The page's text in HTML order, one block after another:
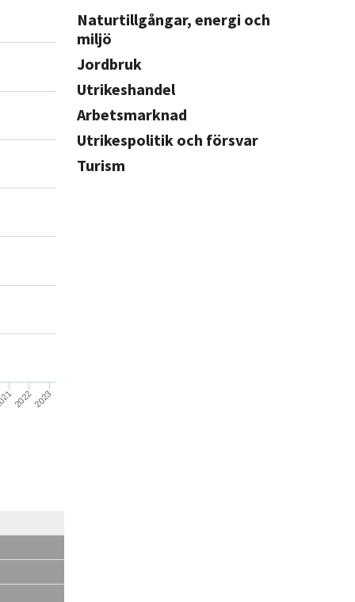
20222023
Naturtillgångar, energi och
miljö
Jordbruk
Utrikeshandel
Arbetsmarknad
Utrikespolitik och försvar
Turism